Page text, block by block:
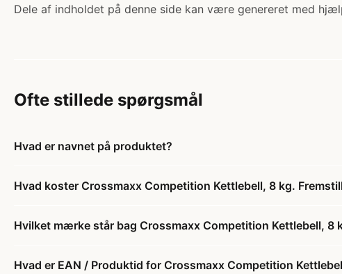
Dele af indholdet på denne side kan være genereret med
Ofte stillede spørgsmål
Hvad er navnet på produktet?
Hvad koster Crossmaxx Competition Kettlebell, 8 kg.
Hvilket mærke står bag Crossmaxx Competition Kettlebell,
Hvad er EAN / Produktid for Crossmaxx Competition